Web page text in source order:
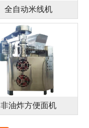
全自动米线机
非油炸方便面机